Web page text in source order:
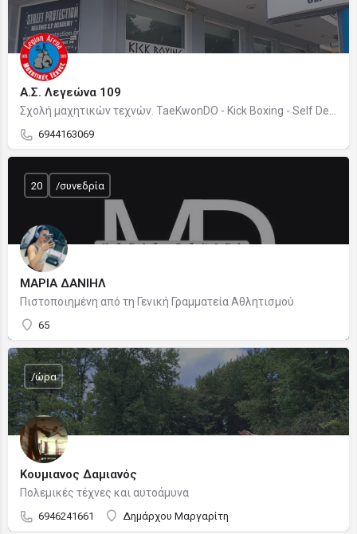
Α.Σ. Λεγεώνα 109
6944163069
ΜΑΡΙΑ ΔΑΝΙΗΛ
Πιστοποιημένη από τη Γενική Γραμματεία Αθλητισμού
65
20 /συνεδρία
Κουμιανος Δαμιανός
Πολεμικές τέχνες και αυτοάμυνα
6946241661 Δημάρχου Μαργαρίτη
/ώρα